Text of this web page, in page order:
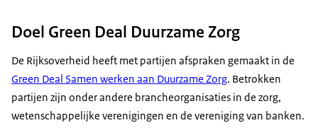
Doel Green Deal Duurzame Zorg
De Rijksoverheid heeft met partijen afspraken gemaakt in de
Green Deal Samen werken aan Duurzame Zorg. Betrokken
partijen zijn onder andere brancheorganisaties in de zorg,
wetenschappelijke verenigingen en de vereniging van banken.